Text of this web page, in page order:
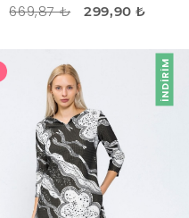
669,87 ₺ 299,90 ₺
İNDIRIM